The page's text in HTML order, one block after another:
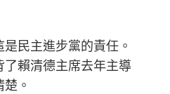
民主進步黨的責任。
賴清德主席去年主導
。